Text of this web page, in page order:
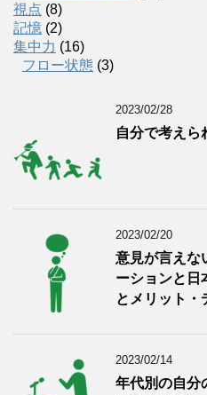
視点 (8)
記憶 (2)
集中力 (16)
フロー状態 (3)
2023/02/28
自分で考えら
2023/02/20
意見が言えな
ーションと
とメリット
2023/02/14
年代別の自分